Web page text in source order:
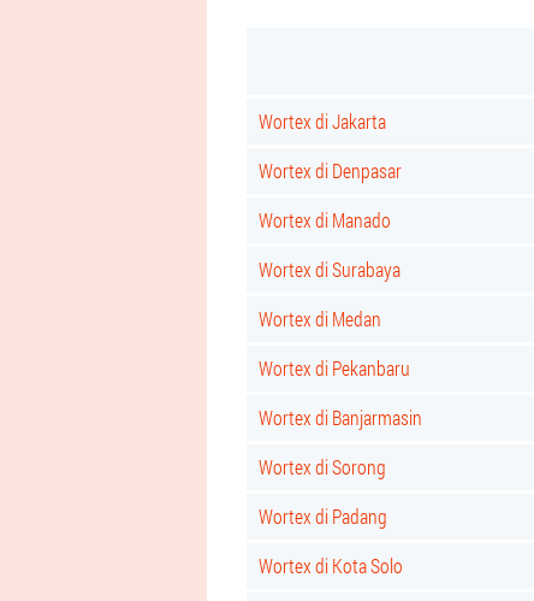
Wortex di Jakarta
Wortex di Denpasar
Wortex di Manado
Wortex di Surabaya
Wortex di Medan
Wortex di Pekanbaru
Wortex di Banjarmasin
Wortex di Sorong
Wortex di Padang
Wortex di Kota Solo